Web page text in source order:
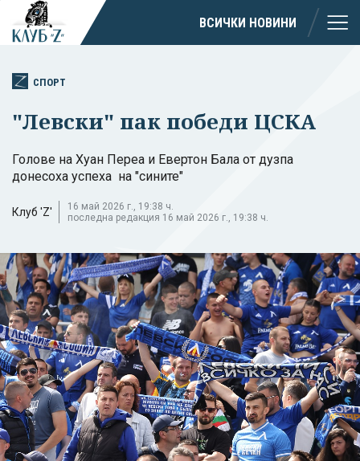
ВСИЧКИ НОВИНИ
СПОРТ
"Левски" пак победи ЦСКА
Голове на Хуан Переа и Евертон Бала от дузпа
донесоха успеха на "сините"
Клуб 'Z'
16 май 2026 г., 19:38 ч.
последна редакция 16 май 2026 г., 19:38 ч.